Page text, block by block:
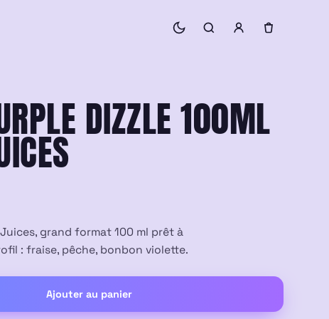
DIZZLE 100ML
grand format 100 ml prêt à
: fraise, pêche, bonbon violette.
Ajouter au panier